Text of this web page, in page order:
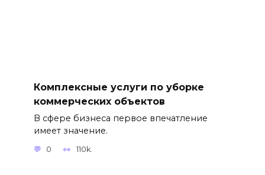
Комплексные услуги по уборке
коммерческих объектов
В сфере бизнеса первое впечатление
имеет значение.
0 110k.